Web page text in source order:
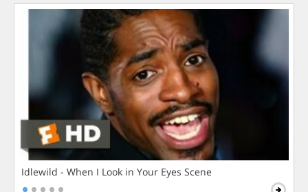
Idlewild - When I Look in Your Eyes Scene